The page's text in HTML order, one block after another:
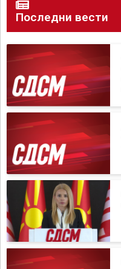
Последни вести